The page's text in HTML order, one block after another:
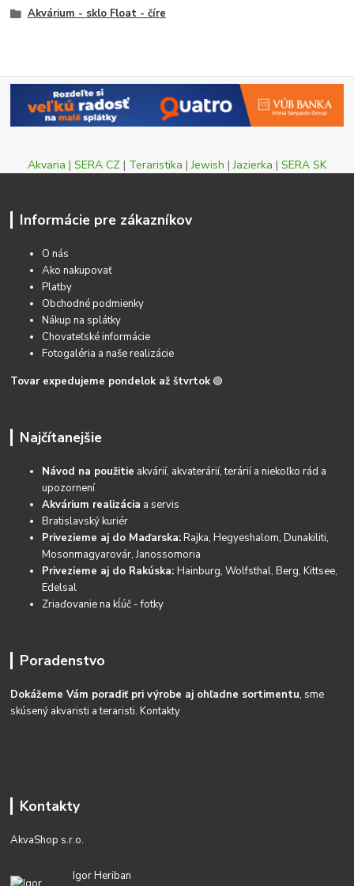
Akvárium - sklo Float - číre
Akvaria | SERA CZ | Teraristika |Jewish |Jazierka | SERA SK
Informácie pre zákazníkov
O nás
Ako nakupovať
Platby
Obchodné podmienky
Nákup na splátky
Chovateľské informácie
Fotogaléria a naše realizácie
Tovar expedujeme pondelok až štvrtok 🟢
Najčítanejšie
Návod na použitie akvárií, akvaterárií, terárií a niekoľko rád a
upozornení
Akvárium realizácia a servis
Bratislavský kuriér
Privezieme aj do Maďarska:Rajka, Hegyeshalom, Dunakiliti,
Mosonmagyarovár, Janossomoria
Privezieme aj do Rakúska:Hainburg, Wolfsthal, Berg, Kittsee,
Edelsal
Zriaďovanie na kĺúč - fotky
Poradenstvo
Dokážeme Vám poradiť pri výrobe aj ohľadne sortimentu, sme
skúsený akvaristi a teraristi.Kontakty
Kontakty
AkvaShop s.r.o.
Igor Heriban